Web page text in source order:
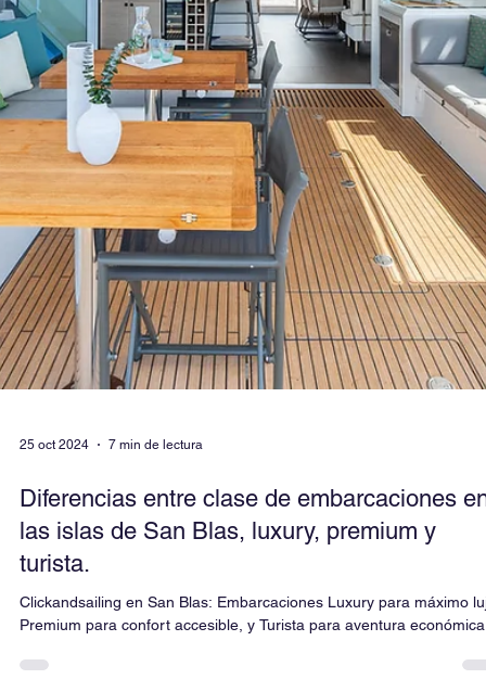
9 nov 2024 3 min de lectura
Actividades prohibidas San Blas
Regulaciones Guna Yala Turismo
Actividades totalmente prohibidas en las Islas de San Blas "Guna
Panamá"